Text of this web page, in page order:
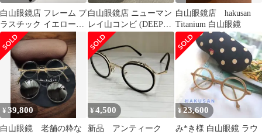
白山眼鏡店 フレーム プ
ラスチック イエロー
OVAL 度入り
白山眼鏡店 ニューマン
レイ山コンビ (DEEP
OVAL)ラウンドメガネ
白山眼鏡店 hakusan
Titanium 白山眼鏡
¥39,800
白山眼鏡 老舗の粋な
¥4,500
新品 アンティーク
¥23,600
み*き様 白山眼鏡 ラウ